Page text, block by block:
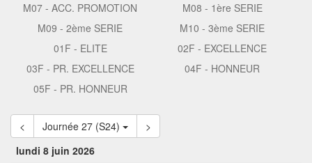
M07 - ACC. PROMOTION
M08 - 1ère SERIE
M09 - 2ème SERIE
M10 - 3ème SERIE
01F - ELITE
02F - EXCELLENCE
03F - PR. EXCELLENCE
04F - HONNEUR
05F - PR. HONNEUR
< Journée 27 (S24)
>
lundi 8 juin 2026